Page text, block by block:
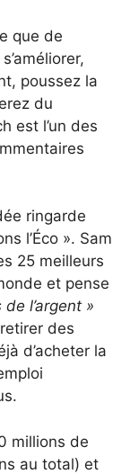
que de
poussez la
du
est l’un des
ringarde
l’Éco ». Sam
25 meilleurs
et pense
l’argent »
des
d’acheter la
millions de
au total) et